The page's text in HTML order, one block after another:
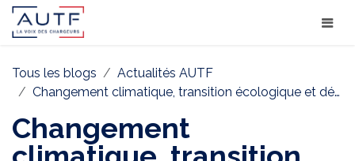
Tous les blogs
Actualités AUTF
Changement climatique, transition écologique et décarbonation au coeur des échanges de l'événement annuel des Chargeurs
Changement